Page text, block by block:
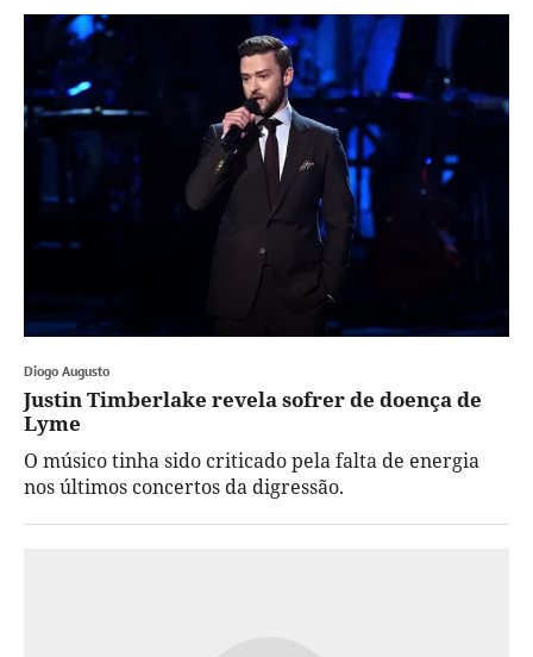
Diogo Augusto
Justin Timberlake revela sofrer de doença de
Lyme
O músico tinha sido criticado pela falta de energia
nos últimos concertos da digressão.